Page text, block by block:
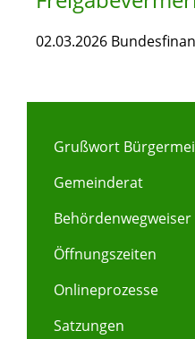
02.03.2026
Grußwort
Gemeinderat
Behördenwegweiser
Öffnungszeiten
Onlineprozesse
Satzungen